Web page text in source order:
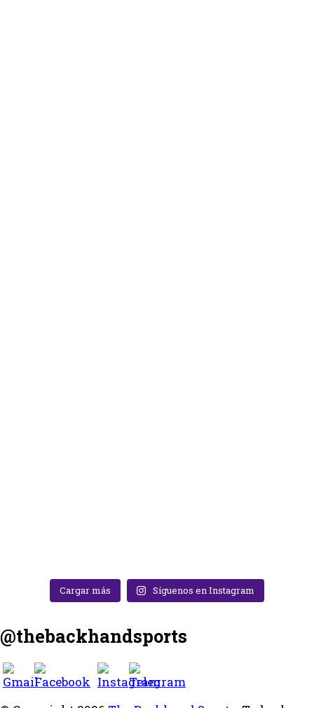
Cargar más Síguenos en Instagram
@thebackhandsports